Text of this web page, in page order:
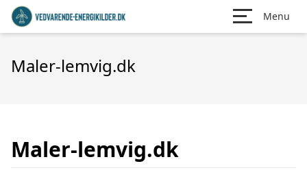
Menu
Maler-lemvig.dk
Maler-lemvig.dk